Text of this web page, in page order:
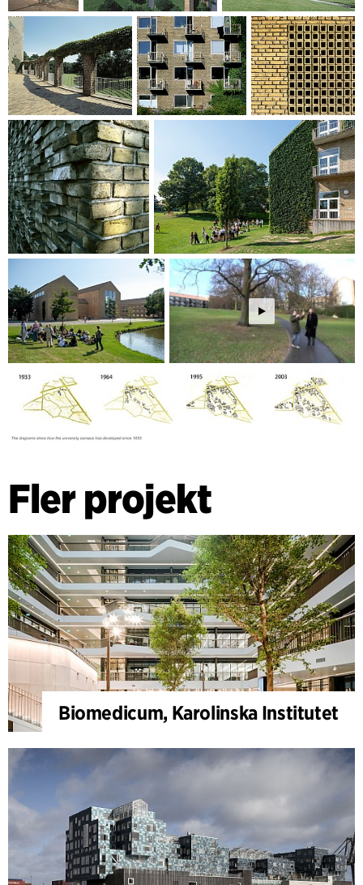
Fler projekt
Biomedicum, Karolinska Institutet